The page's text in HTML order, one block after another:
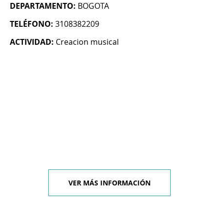
DEPARTAMENTO: BOGOTA
TELÉFONO: 3108382209
ACTIVIDAD: Creacion musical
VER MÁS INFORMACIÓN